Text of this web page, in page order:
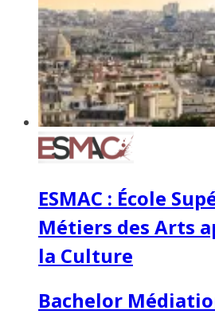
ESMAC : École
Métiers des Arts
la Culture
Bachelor